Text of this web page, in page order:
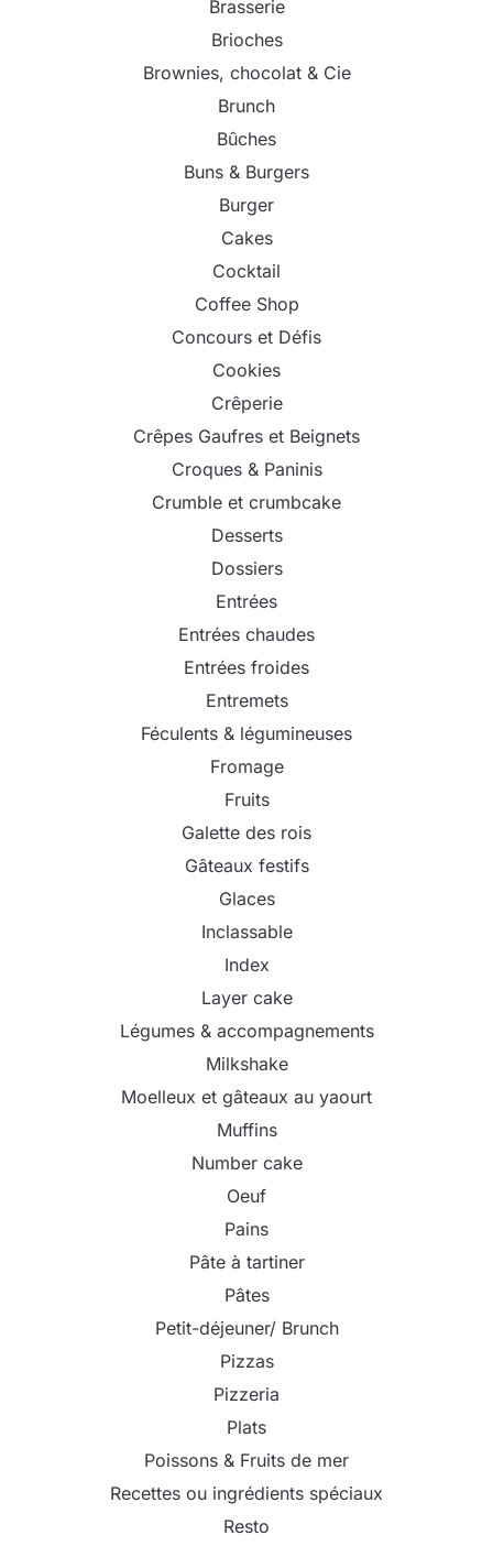
Brasserie
Brioches
Brownies, chocolat & Cie
Brunch
Bûches
Buns & Burgers
Burger
Cakes
Cocktail
Coffee Shop
Concours et Défis
Cookies
Crêperie
Crêpes Gaufres et Beignets
Croques & Paninis
Crumble et crumbcake
Desserts
Dossiers
Entrées
Entrées chaudes
Entrées froides
Entremets
Féculents & légumineuses
Fromage
Fruits
Galette des rois
Gâteaux festifs
Glaces
Inclassable
Index
Layer cake
Légumes & accompagnements
Milkshake
Moelleux et gâteaux au yaourt
Muffins
Number cake
Oeuf
Pains
Pâte à tartiner
Pâtes
Petit-déjeuner/ Brunch
Pizzas
Pizzeria
Plats
Poissons & Fruits de mer
Recettes ou ingrédients spéciaux
Resto